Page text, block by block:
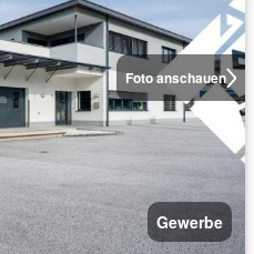
Foto anschauen
Gewerbe